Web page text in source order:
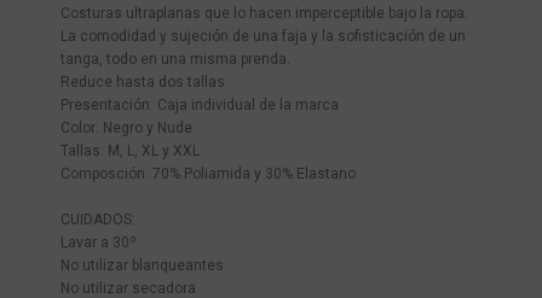
Costuras ultraplanas que lo hacen imperceptible bajo la ropa.
La comodidad y sujeción de una faja y la sofisticación de un
tanga, todo en una misma prenda.
Reduce hasta dos tallas
Presentación: Caja individual de la marca
Color: Negro y Nude
Tallas: M, L, XL y XXL
Composción: 70% Poliamida y 30% Elastano
CUIDADOS:
Lavar a 30º
No utilizar blanqueantes
No utilizar secadora